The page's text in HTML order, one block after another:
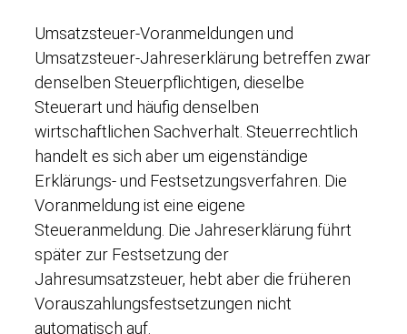
Umsatzsteuer-Voranmeldungen und
Umsatzsteuer-Jahreserklärung betreffen zwar
denselben Steuerpflichtigen, dieselbe
Steuerart und häufig denselben
wirtschaftlichen Sachverhalt. Steuerrechtlich
handelt es sich aber um eigenständige
Erklärungs- und Festsetzungsverfahren. Die
Voranmeldung ist eine eigene
Steueranmeldung. Die Jahreserklärung führt
später zur Festsetzung der
Jahresumsatzsteuer, hebt aber die früheren
Vorauszahlungsfestsetzungen nicht
automatisch auf.